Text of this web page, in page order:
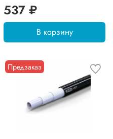
537 ₽
В корзину
Предзаказ